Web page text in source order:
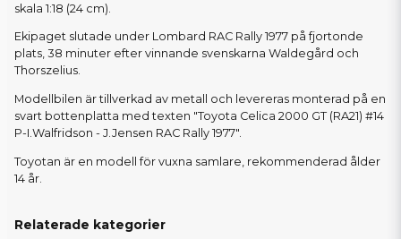
skala 1:18 (24 cm).
Ekipaget slutade under Lombard RAC Rally 1977 på fjortonde
plats, 38 minuter efter vinnande svenskarna Waldegård och
Thorszelius.
Modellbilen är tillverkad av metall och levereras monterad på en
svart bottenplatta med texten "Toyota Celica 2000 GT (RA21) #14
P-I.Walfridson - J.Jensen RAC Rally 1977".
Toyotan är en modell för vuxna samlare, rekommenderad ålder
14 år.
Relaterade kategorier